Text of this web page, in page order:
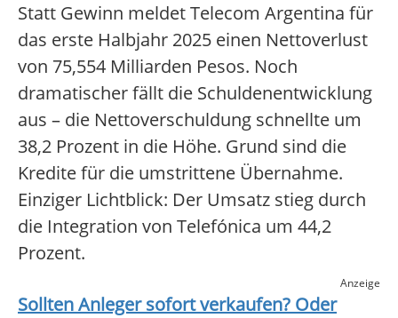
Statt Gewinn meldet Telecom Argentina für
das erste Halbjahr 2025 einen Nettoverlust
von 75,554 Milliarden Pesos. Noch
dramatischer fällt die Schuldenentwicklung
aus – die Nettoverschuldung schnellte um
38,2 Prozent in die Höhe. Grund sind die
Kredite für die umstrittene Übernahme.
Einziger Lichtblick: Der Umsatz stieg durch
die Integration von Telefónica um 44,2
Prozent.
Anzeige
Sollten Anleger sofort verkaufen? Oder